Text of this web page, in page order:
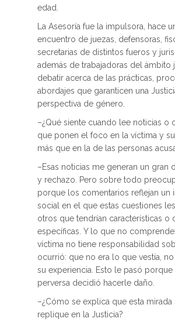
edad.
La Asesoría fue la impulsora, hace
encuentro de juezas, defensoras,
secretarias de distintos fueros y
además de trabajadoras del ámbito
debatir acerca de las prácticas,
abordajes que garanticen una
perspectiva de género.
–¿Qué siente cuando lee noticias o
que ponen el foco en la víctima y
más que en la de las personas
–Esas noticias me generan un gran
y rechazo. Pero sobre todo
porque los comentarios reflejan un
social en el que estas cuestiones
otros que tendrían características o
específicas. Y lo que no
víctima no tiene responsabilidad
ocurrió: que no era lo que vestía, no
su experiencia. Esto le pasó porque
perversa decidió hacerle daño.
–¿Cómo se explica que esta mirada
replique en la Justicia?